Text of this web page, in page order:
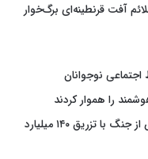
آفت قرنطینه‌ای برگ‌خوار
نوجوانان
را هموار کردند
مهار موج تعدیل نیروی شرکت‌های فناور پس از جنگ با تزریق ۱۴۰ میلیارد